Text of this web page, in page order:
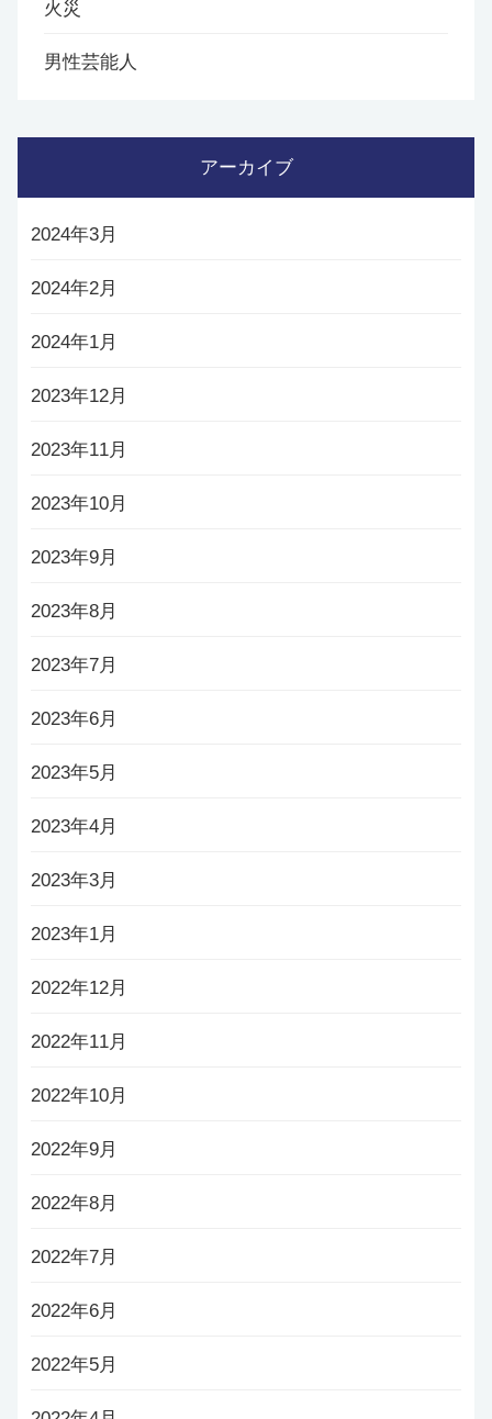
火災
男性芸能人
アーカイブ
2024年3月
2024年2月
2024年1月
2023年12月
2023年11月
2023年10月
2023年9月
2023年8月
2023年7月
2023年6月
2023年5月
2023年4月
2023年3月
2023年1月
2022年12月
2022年11月
2022年10月
2022年9月
2022年8月
2022年7月
2022年6月
2022年5月